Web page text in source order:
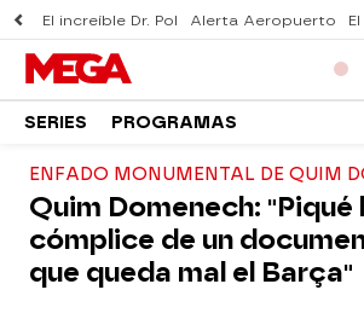
El increíble Dr. Pol Alerta Aeropuerto
SERIES PROGRAMAS
ENFADO MONUMENTAL DE QUIM
Quim Domenech: "Piqué
cómplice de un
que queda mal el Barça"